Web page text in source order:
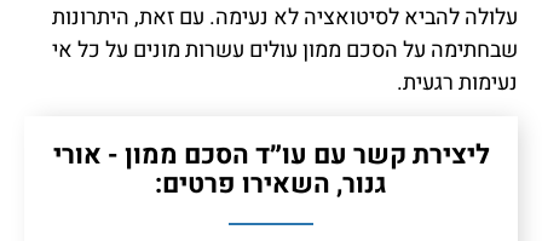
עלולה להביא לסיטואציה לא נעימה. עם זאת, היתרונות
שבחתימה על הסכם ממון עולים עשרות מונים על כל אי
נעימות רגעית.
ליצירת קשר עם עו״ד הסכם ממון - אורי
גנור, השאירו פרטים: